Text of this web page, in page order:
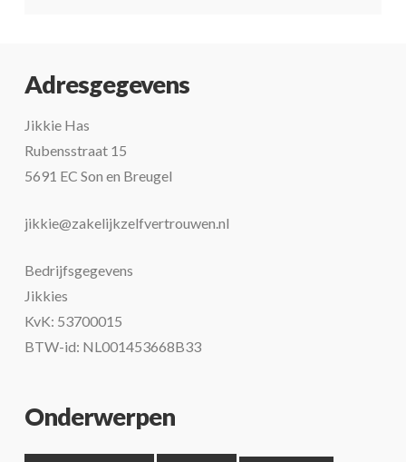
Adresgegevens
Jikkie Has
Rubensstraat 15
5691 EC Son en Breugel
jikkie@zakelijkzelfvertrouwen.nl
Bedrijfsgegevens
Jikkies
KvK: 53700015
BTW-id: NL001453668B33
Onderwerpen